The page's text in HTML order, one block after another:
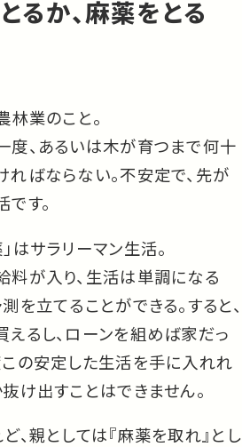
るか、麻薬をとる
林業のこと。
度、あるいは木が育つまで何十
ばならない。不安定で、先が
す。
はサラリーマン生活。
料が入り、生活は単調になる
を立てることができる。すると、
えるし、ローンを組めば家だっ
この安定した生活を手に入れれ
け出すことはできません。
、親としては『麻薬を取れ』とし